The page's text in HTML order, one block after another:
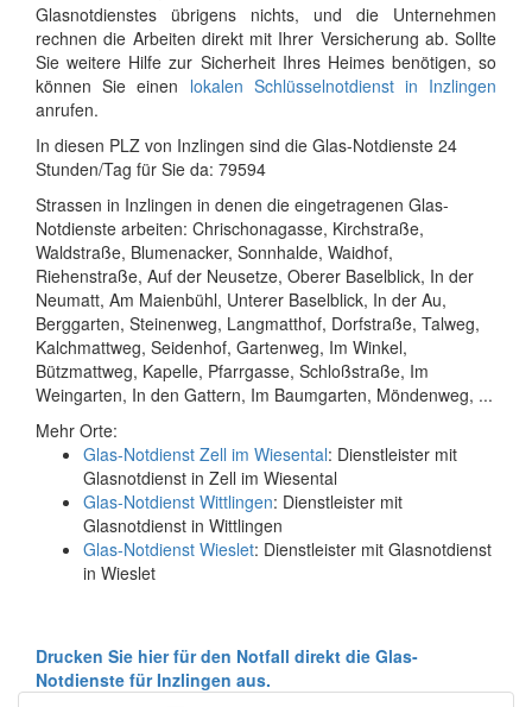
Glasnotdienstes übrigens nichts, und die Unternehmen
rechnen die Arbeiten direkt mit Ihrer Versicherung ab. Sollte
Sie weitere Hilfe zur Sicherheit Ihres Heimes benötigen, so
können Sie einen lokalen Schlüsselnotdienst in Inzlingen
anrufen.
In diesen PLZ von Inzlingen sind die Glas-Notdienste 24
Stunden/Tag für Sie da: 79594
Strassen in Inzlingen in denen die eingetragenen Glas-
Notdienste arbeiten: Chrischonagasse, Kirchstraße,
Waldstraße, Blumenacker, Sonnhalde, Waidhof,
Riehenstraße, Auf der Neusetze, Oberer Baselblick, In der
Neumatt, Am Maienbühl, Unterer Baselblick, In der Au,
Berggarten, Steinenweg, Langmatthof, Dorfstraße, Talweg,
Kalchmattweg, Seidenhof, Gartenweg, Im Winkel,
Bützmattweg, Kapelle, Pfarrgasse, Schloßstraße, Im
Weingarten, In den Gattern, Im Baumgarten, Möndenweg, ...
Mehr Orte:
Glas-Notdienst Zell im Wiesental: Dienstleister mit
Glasnotdienst in Zell im Wiesental
Glas-Notdienst Wittlingen: Dienstleister mit
Glasnotdienst in Wittlingen
Glas-Notdienst Wieslet: Dienstleister mit Glasnotdienst
in Wieslet
Drucken Sie hier für den Notfall direkt die Glas-
Notdienste für Inzlingen aus.